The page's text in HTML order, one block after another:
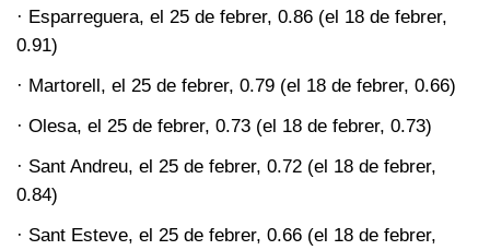
· Esparreguera, el 25 de febrer, 0.86 (el 18 de febrer,
0.91)
· Martorell, el 25 de febrer, 0.79 (el 18 de febrer, 0.66)
· Olesa, el 25 de febrer, 0.73 (el 18 de febrer, 0.73)
· Sant Andreu, el 25 de febrer, 0.72 (el 18 de febrer,
0.84)
· Sant Esteve, el 25 de febrer, 0.66 (el 18 de febrer,